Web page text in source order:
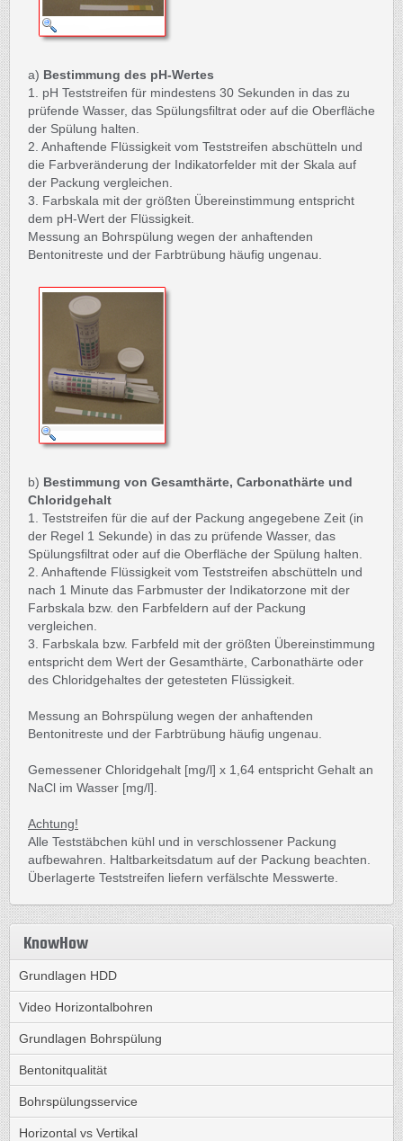
a) Bestimmung des pH-Wertes
1. pH Teststreifen für mindestens 30 Sekunden in das zu
prüfende Wasser, das Spülungsfiltrat oder auf die Oberfläche
der Spülung halten.
2. Anhaftende Flüssigkeit vom Teststreifen abschütteln und
die Farbveränderung der Indikatorfelder mit der Skala auf
der Packung vergleichen.
3. Farbskala mit der größten Übereinstimmung entspricht
dem pH-Wert der Flüssigkeit.
Messung an Bohrspülung wegen der anhaftenden
Bentonitreste und der Farbtrübung häufig ungenau.
b) Bestimmung von Gesamthärte, Carbonathärte und
Chloridgehalt
1. Teststreifen für die auf der Packung angegebene Zeit (in
der Regel 1 Sekunde) in das zu prüfende Wasser, das
Spülungsfiltrat oder auf die Oberfläche der Spülung halten.
2. Anhaftende Flüssigkeit vom Teststreifen abschütteln und
nach 1 Minute das Farbmuster der Indikatorzone mit der
Farbskala bzw. den Farbfeldern auf der Packung
vergleichen.
3. Farbskala bzw. Farbfeld mit der größten Übereinstimmung
entspricht dem Wert der Gesamthärte, Carbonathärte oder
des Chloridgehaltes der getesteten Flüssigkeit.
Messung an Bohrspülung wegen der anhaftenden
Bentonitreste und der Farbtrübung häufig ungenau.
Gemessener Chloridgehalt [mg/l] x 1,64 entspricht Gehalt an
NaCl im Wasser [mg/l].
Achtung!
Alle Teststäbchen kühl und in verschlossener Packung
aufbewahren. Haltbarkeitsdatum auf der Packung beachten.
Überlagerte Teststreifen liefern verfälschte Messwerte.
KnowHow
Grundlagen HDD
Video Horizontalbohren
Grundlagen Bohrspülung
Bentonitqualität
Bohrspülungsservice
Horizontal vs Vertikal